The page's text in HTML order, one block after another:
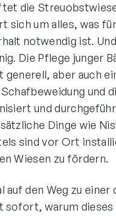
die
sich um alles, was
notwendig ist.
Die Pflege junger
generell, aber auch
und
und
Dinge wie
sind vor Ort
Wiesen zu fördern.
auf den Weg zu einer
sofort, warum dieses